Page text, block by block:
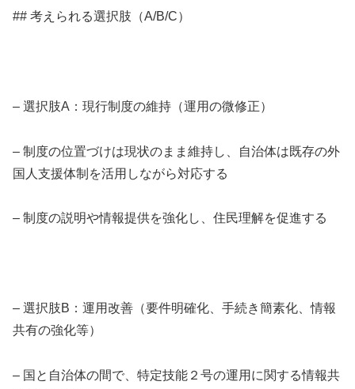
## 考えられる選択肢（A/B/C）
– 選択肢A：現行制度の維持（運用の微修正）
– 制度の位置づけは現状のまま維持し、自治体は既存の外
国人支援体制を活用しながら対応する
– 制度の説明や情報提供を強化し、住民理解を促進する
– 選択肢B：運用改善（要件明確化、手続き簡素化、情報
共有の強化等）
– 国と自治体の間で、特定技能２号の運用に関する情報共